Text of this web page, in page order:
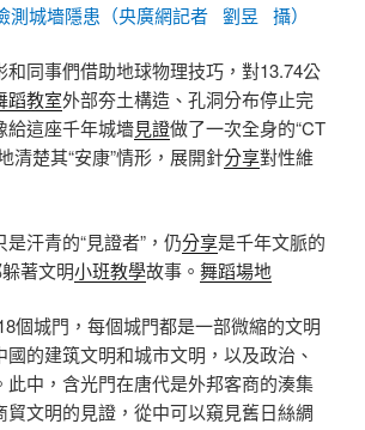
測城墻隱患（央廣網記者 劉昱 攝）
和同事們借助地球物理技巧，對13.74公
蹈教室外部夯土構造、孔洞分布停止完
給這座千年城墻見證做了一次全身的“CT
清楚其“安康”情形，展開針分享對性維
汗青的“見證者”，仍分享是千年文脈的
著文明小班教學故事。 舞蹈場地
個城門，每個城門都是一部微縮的文明
的建筑文明和城市文明，以及政治、
此中，含光門在唐代是外邦客商的湊集
貿文明的見證，從中可以窺見舊日絲綢